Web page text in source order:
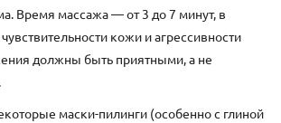
Время массажа — от 3 до 7 минут, в
кожи и агрессивности
должны быть приятными, а не
маски-пилинги (особенно с глиной